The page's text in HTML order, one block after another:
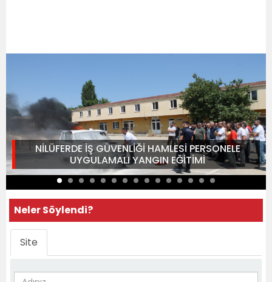
NİLÜFERDE İŞ GÜVENLİĞİ HAMLESİ PERSONELE
UYGULAMALI YANGIN EĞİTİMİ
Neler Söylendi?
Site